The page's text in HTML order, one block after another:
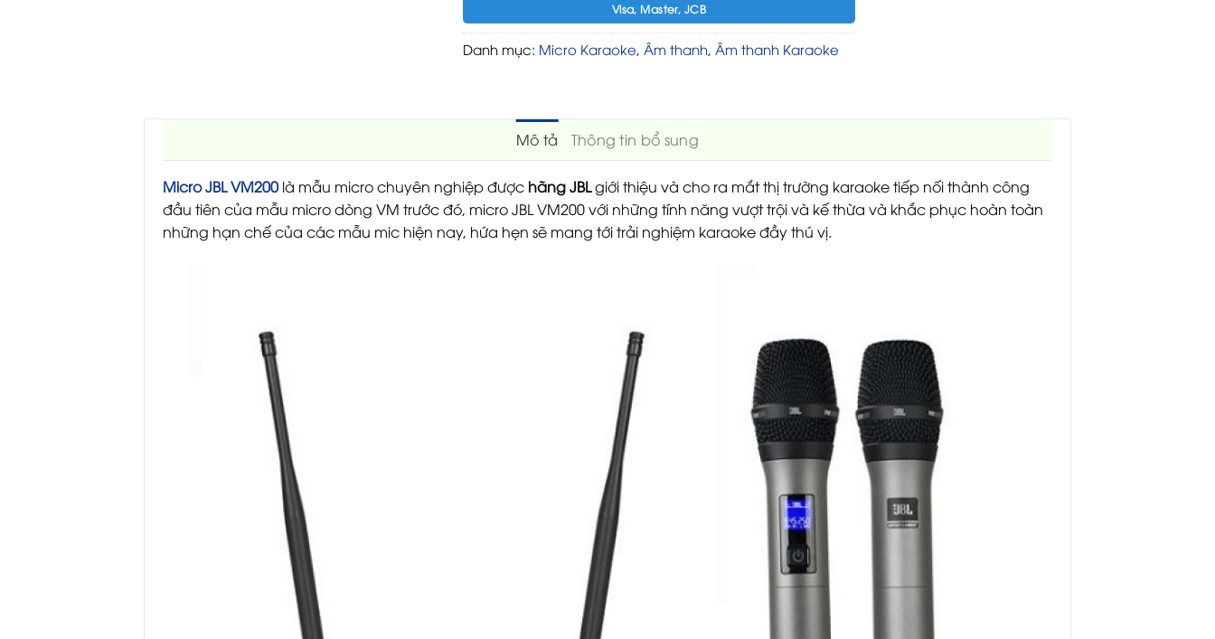
Visa, Master, JCB
Danh mục: Micro Karaoke, Âm thanh, Âm thanh Karaoke
Mô tả Thông tin bổ sung
Micro JBL VM200 là mẫu micro chuyên nghiệp được hãng JBLgiới thiệu và cho ra mắt thị trường karaoke tiếp nối thành công
đầu tiên của mẫu micro dòng VM trước đó, micro JBL VM200 với những tính năng vượt trội và kế thừa và khắc phục hoàn toàn
những hạn chế của các mẫu mic hiện nay, hứa hẹn sẽ mang tới trải nghiệm karaoke đầy thú vị.